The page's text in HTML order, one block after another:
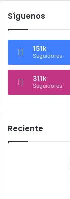
Síguenos
151k
Seguidores
311k
Seguidores
Reciente